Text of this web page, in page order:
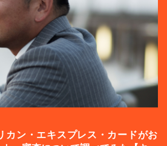
カン・エキスプレス・カードがお